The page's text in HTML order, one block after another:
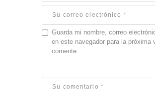
Guarda mi nombre, correo
en este navegador para la próxima
comente.